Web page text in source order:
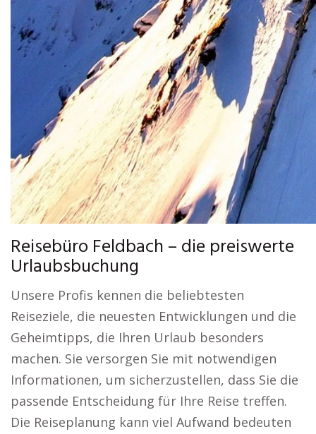
Reisebüro Feldbach – die preiswerte
Urlaubsbuchung
Unsere Profis kennen die beliebtesten
Reiseziele, die neuesten Entwicklungen und die
Geheimtipps, die Ihren Urlaub besonders
machen. Sie versorgen Sie mit notwendigen
Informationen, um sicherzustellen, dass Sie die
passende Entscheidung für Ihre Reise treffen.
Die Reiseplanung kann viel Aufwand bedeuten